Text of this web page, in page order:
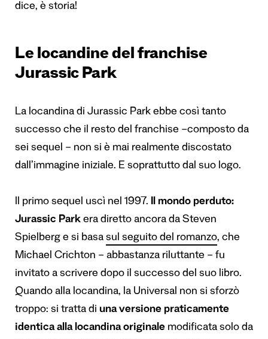
dice, è storia!
Le locandine del franchise
Jurassic Park
La locandina di Jurassic Park ebbe così tanto
successo che il resto del franchise –composto da
sei sequel – non si è mai realmente discostato
dall’immagine iniziale. E soprattutto dal suo logo.
Il primo sequel uscì nel 1997. Il mondo perduto:
Jurassic Park era diretto ancora da Steven
Spielberg e si basa sul seguito del romanzo, che
Michael Crichton – abbastanza riluttante – fu
invitato a scrivere dopo il successo del suo libro.
Quando alla locandina, la Universal non si sforzò
troppo: si tratta di una versione praticamente
identicaalla locandina originale modificata solo da